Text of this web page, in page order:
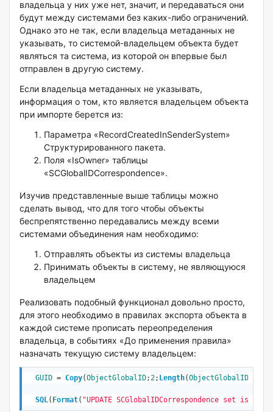
владельца у них уже нет, значит, и передаваться они
будут между системами без каких-либо ограничений.
Однако это не так, если владельца метаданных не
указывать, то системой-владельцем объекта будет
являться та система, из которой он впервые был
отправлен в другую систему.
Если владельца метаданных не указывать,
информация о том, кто является владельцем объекта
при импорте берется из:
Параметра «RecordCreatedInSenderSystem»
Структурированного пакета.
Поля «IsOwner» таблицы
«SCGlobalIDCorrespondence».
Изучив представленные выше таблицы можно
сделать вывод, что для того чтобы объекты
беспрепятственно передавались между всеми
системами объединения нам необходимо:
Отправлять объекты из системы владельца
Принимать объекты в систему, не являющуюся
владельцем
Реализовать подобный функционал довольно просто,
для этого необходимо в правилах экспорта объекта в
каждой системе прописать переопределения
владельца, в событиях «До применения правила»
назначать текущую систему владельцем:
GUID = Copy(ObjectGlobalID;2; Length(ObjectGlobalID
SQL( Format( "UPDATE SCGlobalIDCorrespondence set